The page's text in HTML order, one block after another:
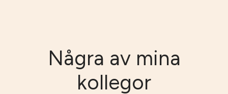
Några av mina
kollegor